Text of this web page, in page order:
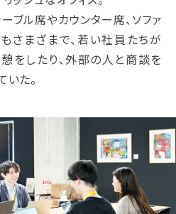
ブル席やカウンター席、ソファ
さまざまで、若い社員たちが
をしたり、外部の人と商談を
た。